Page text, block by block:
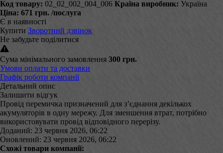
Код товару: 02_02_002_004_006 Країна виробник: Україна
Ціна: 671 грн. /послуга
Є в наявності
Купити Зворотний дзвінок
Не забудьте поділитися
Сума мінімального замовлення 300 грн.
Умови оплати та доставки
Графік роботи компанії
Детальний опис
Залишити відгук
Провід перемичка призначений для з’єднання декількох
акумуляторів в одну мережу. Для зменшення втрат, потрібно
використовувати провід відповідного перерізу.
Доданий: 23 червня 2026, 06:22
Оновлений: 23 червня 2026, 06:22
Схожі товари компанії: